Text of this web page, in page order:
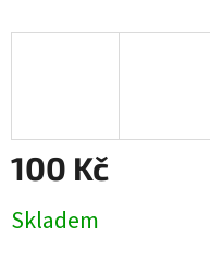
100 Kč
cena:
Skladem